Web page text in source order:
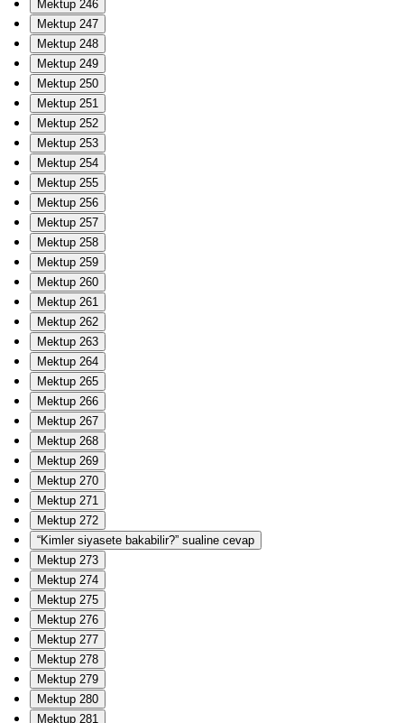
Mektup 246
Mektup 247
Mektup 248
Mektup 249
Mektup 250
Mektup 251
Mektup 252
Mektup 253
Mektup 254
Mektup 255
Mektup 256
Mektup 257
Mektup 258
Mektup 259
Mektup 260
Mektup 261
Mektup 262
Mektup 263
Mektup 264
Mektup 265
Mektup 266
Mektup 267
Mektup 268
Mektup 269
Mektup 270
Mektup 271
Mektup 272
“Kimler siyasete bakabilir?” sualine cevap
Mektup 273
Mektup 274
Mektup 275
Mektup 276
Mektup 277
Mektup 278
Mektup 279
Mektup 280
Mektup 281